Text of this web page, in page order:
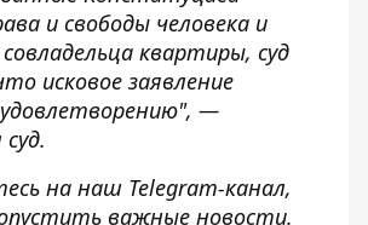
и свободы человека и
квартиры, суд
исковое заявление
—
на наш Telegram-канал,
важные новости.